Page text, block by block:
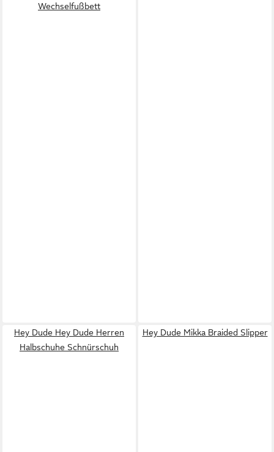
Wechselfußbett
Hey Dude Hey Dude Herren
Halbschuhe Schnürschuh
Hey Dude Mikka Braided Slipper